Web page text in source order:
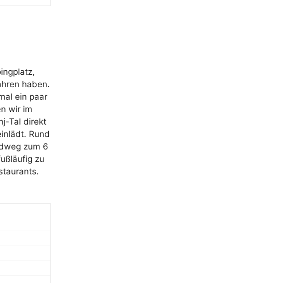
haben.
ein paar
wir im
Tal direkt
Rund
zum 6
zu